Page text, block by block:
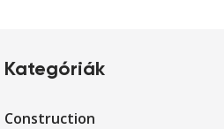
Kategóriák
Construction